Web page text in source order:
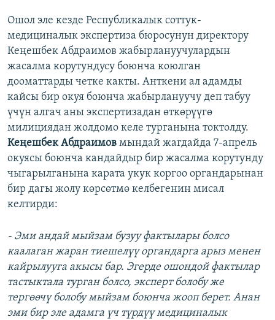
Ошол эле кезде Республикалык соттук-
медициналык экспертиза бюросунун директору
Кеңешбек Абдраимов жабырлануучулардын
жасалма корутундусу боюнча коюлган
дооматтарды четке какты. Анткени ал адамды
кайсы бир окуя боюнча жабырлануучу деп табуу
үчүн алгач аны экспертизадан өткөрүүгө
милициядан жолдомо келе турганына токтолду.
Кеңешбек Абдраимов мындай жагдайда 7-апрель
окуясы боюнча кандайдыр бир жасалма корутунду
чыгарылганына карата укук коргоо органдарынан
бир дагы жолу көрсөтмө келбегенин мисал
келтирди:
- Эми андай мыйзам бузуу фактылары болсо
каалаган жаран тиешелүү органдарга арыз менен
кайрылууга акысы бар. Эгерде ошондой фактылар
тастыктала турган болсо, эксперт болобу же
тергөөчү болобу мыйзам боюнча жооп берет. Анан
эми бир эле адамга үч түрдүү медициналык